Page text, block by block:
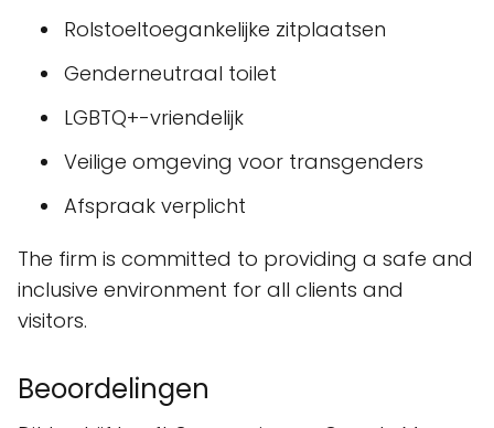
Rolstoeltoegankelijke zitplaatsen
Genderneutraal toilet
LGBTQ+-vriendelijk
Veilige omgeving voor transgenders
Afspraak verplicht
The firm is committed to providing a safe and
inclusive environment for all clients and
visitors.
Beoordelingen